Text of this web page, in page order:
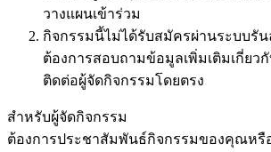
วางแผนเข้าร่วม
กิจกรรมนี้ไม่ได้รับสมัครผ่านระบบรั
ต้องการสอบถามข้อมูลเพิ่มเติมเกี่ยว
ติดต่อผู้จัดกิจกรรมโดยตรง
สำหรับผู้จัดกิจกรรม
ต้องการประชาสัมพันธ์กิจกรรมของคุณหรื